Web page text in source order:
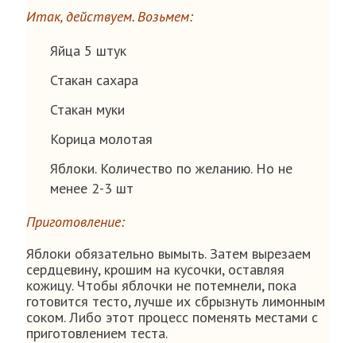
Итак, действуем. Возьмем:
Яйца 5 штук
Стакан сахара
Стакан муки
Корица молотая
Яблоки. Количество по желанию. Но не
менее 2-3 шт
Приготовление:
Яблоки обязательно вымыть. Затем вырезаем
сердцевину, крошим на кусочки, оставляя
кожицу. Чтобы яблочки не потемнели, пока
готовится тесто, лучше их сбрызнуть лимонным
соком. Либо этот процесс поменять местами с
приготовлением теста.